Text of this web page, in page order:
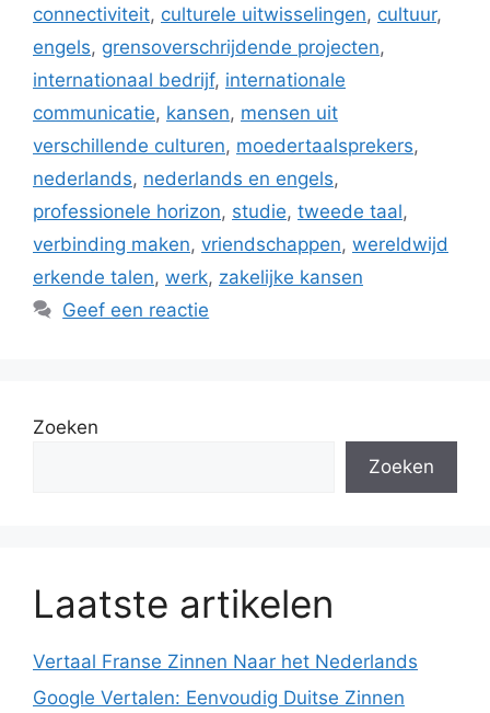
connectiviteit, culturele uitwisselingen, cultuur,
engels, grensoverschrijdende projecten,
internationaal bedrijf, internationale
communicatie, kansen, mensen uit
verschillende culturen, moedertaalsprekers,
nederlands, nederlands en engels,
professionele horizon, studie, tweede taal,
verbinding maken, vriendschappen, wereldwijd
erkende talen, werk, zakelijke kansen
Geef een reactie
Zoeken
Zoeken
Laatste artikelen
Vertaal Franse Zinnen Naar het Nederlands
Google Vertalen: Eenvoudig Duitse Zinnen